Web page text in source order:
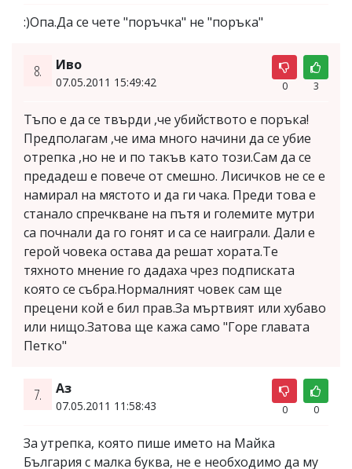
:)Опа.Да се чете "поръчка" не "поръка"
8. Иво
07.05.2011 15:49:42 0 3
Тъпо е да се твърди ,че убийството е поръка!
Предполагам ,че има много начини да се убие
отрепка ,но не и по такъв като този.Сам да се
предадеш е повече от смешно. Лисичков не се е
намирал на мястото и да ги чака. Преди това е
станало спречкване на пътя и големите мутри
са почнали да го гонят и са се наиграли. Дали е
герой човека остава да решат хората.Те
тяхното мнение го дадаха чрез подписката
която се събра.Нормалният човек сам ще
прецени кой е бил прав.За мъртвият или хубаво
или нищо.Затова ще кажа само "Горе главата
Петко"
7. Аз
07.05.2011 11:58:43 0 0
За утрепка, която пише името на Майка
България с малка буква, не е необходимо да му